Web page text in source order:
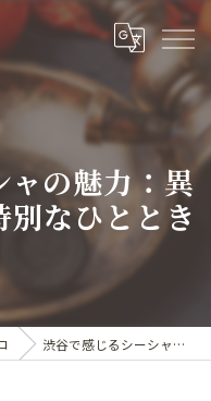
ャの魅力：異
なひととき
ム 渋谷で感じるシーシャの魅力：異国を旅するような特別なひととき